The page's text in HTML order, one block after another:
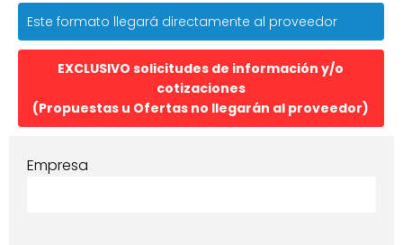
Este formato llegará directamente al proveedor
EXCLUSIVO solicitudes de información y/o
cotizaciones
(Propuestas u Ofertas no llegarán al proveedor)
Empresa